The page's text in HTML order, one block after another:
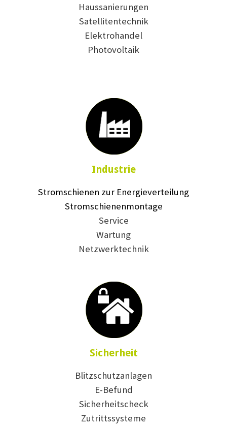
Haussanierungen
Satellitentechnik
Elektrohandel
Photovoltaik
Industrie
Stromschienen zur Energieverteilung
Stromschienenmontage
Service
Wartung
Netzwerktechnik
Sicherheit
Blitzschutzanlagen
E-Befund
Sicherheitscheck
Zutrittssysteme